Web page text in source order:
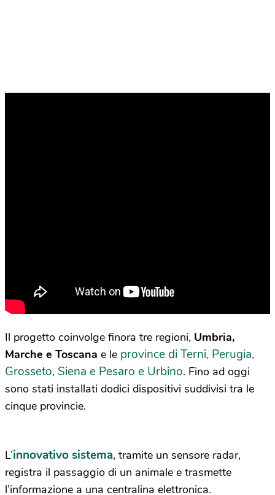
Il progetto coinvolge finora tre regioni, Umbria,
Marche e Toscana e le province di Terni, Perugia,
Grosseto, Siena e Pesaro e Urbino. Fino ad oggi
sono stati installati dodici dispositivi suddivisi tra le
cinque provincie.
L’innovativo sistema, tramite un sensore radar,
registra il passaggio di un animale e trasmette
l’informazione a una centralina elettronica.